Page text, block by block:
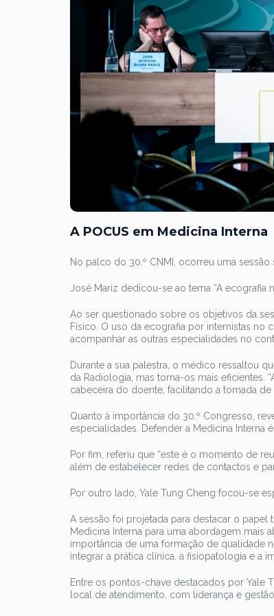
A POCUS em Medicina Interna
No palco do 30.º CNMI, ocorreu uma sessão
José Mariz dedicou-se ao tema “A ecografia
Ao ser questionado sobre os objetivos da
Físico. O uso da ecografia por internistas no
acompanhar as outras especialidades no
Durante a sua palestra, o médico ressaltou
da Radiologia, mas torna-os mais eficientes.
cabeceira do doente, facilitando a tomada de
Quanto à importância do 30.º Congresso,
especialidades. Defender a Medicina Interna
Por fim, referiu que “este é o momento de
além de estabelecer redes de contactos e
Por outro lado, Yale Tung Cheng focou-se
A sessão foi projetada para destacar o
Medicina Interna para uma abordagem mais
importância de uma formação de qualidade
integrar a prática clínica, a fisiopatologia e a
Entre os pontos-chave destacados por Yale
local de atendimento, com liderança e